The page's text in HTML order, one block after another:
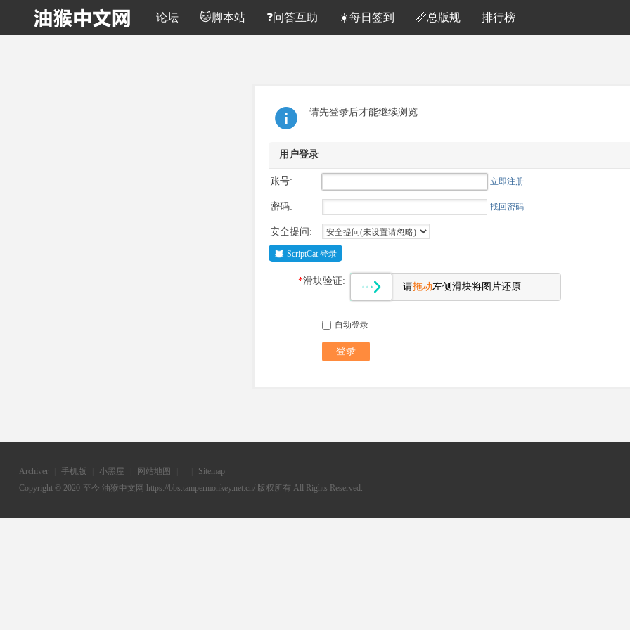
论坛 🐱脚本站 ❓问答互助 ☀️每日签到 📏总版规 排行榜
请先登录后才能继续浏览
用户登录
账号: 立即注册
密码: 找回密码
安全提问:
ScriptCat 登录
*滑块验证:
请拖动左侧滑块将图片还原
自动登录
登录
Archiver 手机版 小黑屋 网站地图
Sitemap
Copyright © 2020-至今 油猴中文网 https://bbs.tampermonkey.net.cn/ 版权所有 All Rights Reserved.